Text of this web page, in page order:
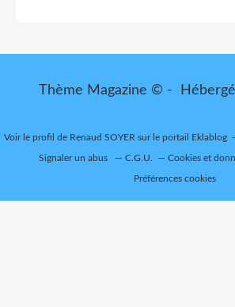
Thème Magazine © -
Voir le profil de Renaud SOYER sur le portail Eklablog
Signaler un abus C.G.U. Cookies et
Préférences cookies